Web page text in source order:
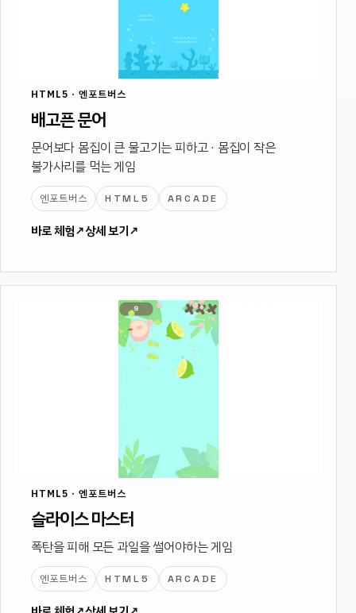
HTML5 · 엔포트버스
배고픈 문어
문어보다 몸집이 큰 물고기는 피하고 · 몸집이 작은
불가사리를 먹는 게임
엔포트버스 HTML5 ARCADE
바로 체험↗상세 보기↗
HTML5 · 엔포트버스
슬라이스 마스터
폭탄을 피해 모든 과일을 썰어야하는 게임
엔포트버스 HTML5 ARCADE